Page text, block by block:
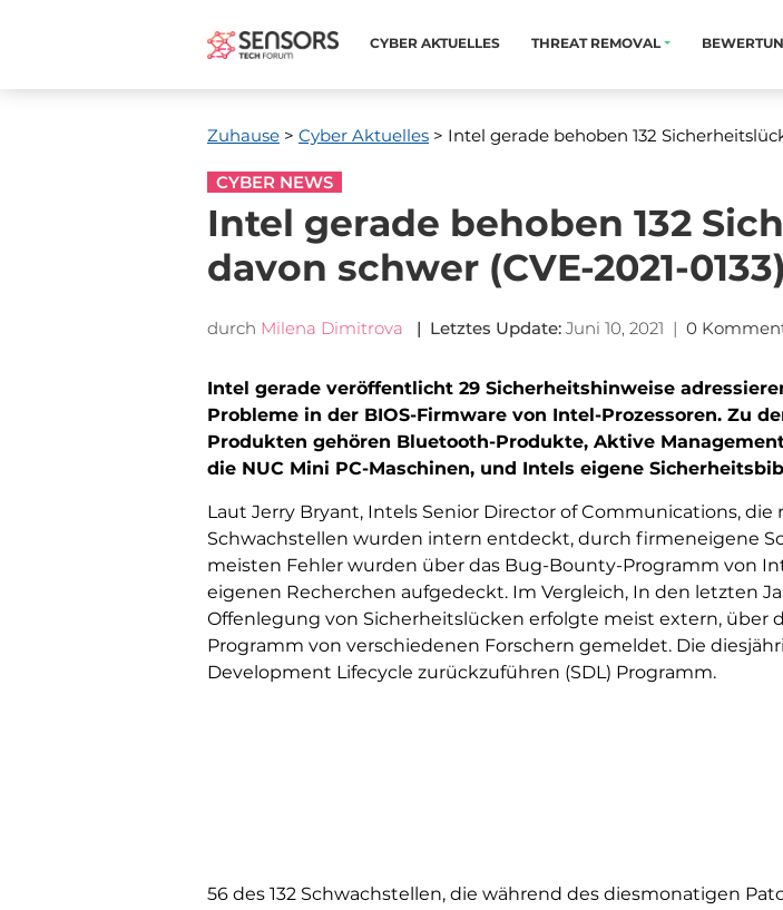
CYBER ​​AKTUELLES THREAT REMOVAL
Zuhause > Cyber ​​Aktuelles > Intel gerade behoben 132
CYBER NEWS
Intel gerade behoben 132
davon schwer (CVE-2021-0133)
durch Milena Dimitrova | Letztes Update: Juni 10, 2021 | 0
Intel gerade veröffentlicht 29 Sicherheitshinweise
Probleme in der BIOS-Firmware von Intel-Prozessoren. Zu
Produkten gehören Bluetooth-Produkte, Aktive
die NUC Mini PC-Maschinen, und Intels eigene
Laut Jerry Bryant, Intels Senior Director of Communications, die
Schwachstellen wurden intern entdeckt, durch firmeneigene
meisten Fehler wurden über das Bug-Bounty-Programm von
eigenen Recherchen aufgedeckt. Im Vergleich, In den letzten
Offenlegung von Sicherheitslücken erfolgte meist extern, über
Programm von verschiedenen Forschern gemeldet. Die
Development Lifecycle zurückzuführen (SDL) Programm.
56 des 132 Schwachstellen, die während des diesmonatigen